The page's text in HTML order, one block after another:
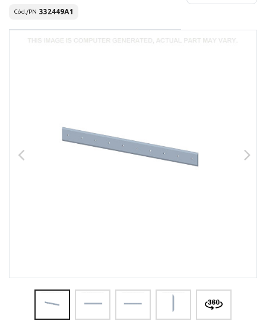
Cód./PN 332449A1